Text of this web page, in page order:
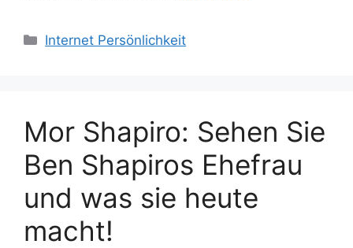
Categories
Internet Persönlichkeit
Mor Shapiro: Sehen Sie
Ben Shapiros Ehefrau
und was sie heute
macht!